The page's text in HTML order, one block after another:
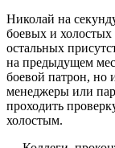
Николай на
боевых и холостых
остальных
на предыдущем
боевой патрон, но
менеджеры или
проходить
холостым.